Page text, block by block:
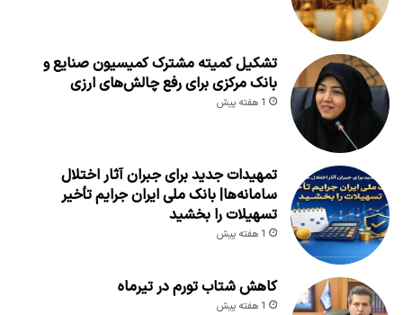
تشکیل کمیته مشترک کمیسیون صنایع و
بانک مرکزی برای رفع چالش‌های ارزی
1 هفته پیش
تمهیدات جدید برای جبران آثار اختلال
سامانه‌ها| بانک ملی ایران جرایم تأخیر
تسهیلات را بخشید
1 هفته پیش
کاهش شتاب تورم در تیرماه
1 هفته پیش